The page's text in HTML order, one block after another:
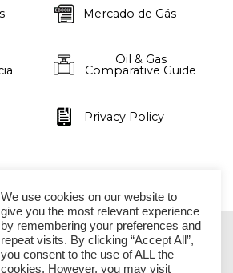
Mercado de Gás
Oil & Gas
Comparative Guide
Privacy Policy
SÃO PAULO
We use cookies on our website to
give you the most relevant experience
by remembering your preferences and
repeat visits. By clicking “Accept All”,
you consent to the use of ALL the
cookies. However, you may visit